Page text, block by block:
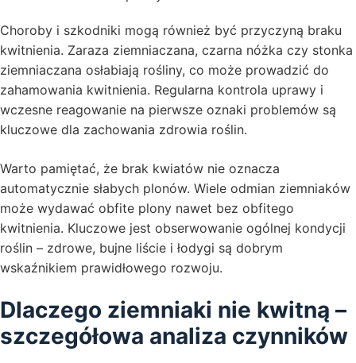
Choroby i szkodniki mogą również być przyczyną braku
kwitnienia. Zaraza ziemniaczana, czarna nóżka czy stonka
ziemniaczana osłabiają rośliny, co może prowadzić do
zahamowania kwitnienia. Regularna kontrola uprawy i
wczesne reagowanie na pierwsze oznaki problemów są
kluczowe dla zachowania zdrowia roślin.
Warto pamiętać, że brak kwiatów nie oznacza
automatycznie słabych plonów. Wiele odmian ziemniaków
może wydawać obfite plony nawet bez obfitego
kwitnienia. Kluczowe jest obserwowanie ogólnej kondycji
roślin – zdrowe, bujne liście i łodygi są dobrym
wskaźnikiem prawidłowego rozwoju.
Dlaczego ziemniaki nie kwitną –
szczegółowa analiza czynników